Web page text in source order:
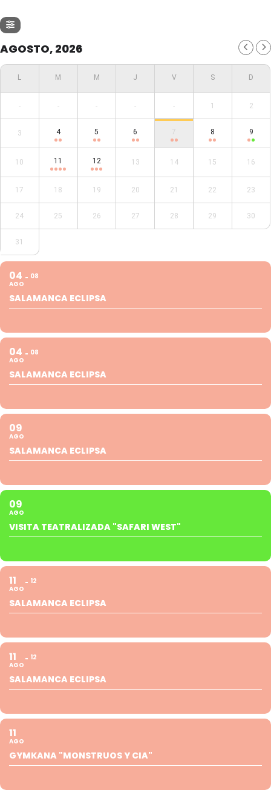
AGOSTO, 2026
- - - - - 1 2
3 4 5 6 7 8 9
10 11 12 13 14 15 16
17 18 19 20 21 22 23
24 25 26 27 28 29 30
31
04
AGO
08
SALAMANCA ECLIPSA
04
AGO
08
SALAMANCA ECLIPSA
09
AGO
SALAMANCA ECLIPSA
09
AGO
VISITA TEATRALIZADA "SAFARI WEST"
11
AGO
12
SALAMANCA ECLIPSA
11
AGO
12
SALAMANCA ECLIPSA
11
AGO
GYMKANA "MONSTRUOS Y CIA"